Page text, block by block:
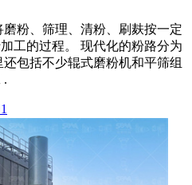
粉、筛理、清粉、刷麸按一定
工的过程。 现代化的粉路分为
包括不少辊式磨粉机和平筛组
.